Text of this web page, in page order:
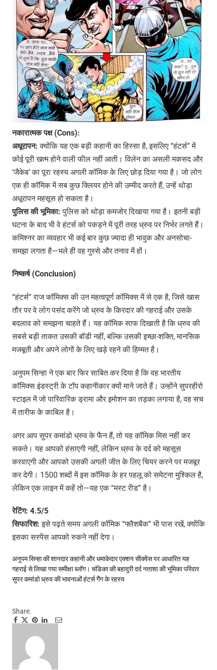
नकारात्मक पक्ष(Cons):
अधूरापन: क्योंकि यह एक बड़ी कहानी का हिस्सा है, इसलिए “हंटर्स” में
कोई पूरी खत्म होने वाली फील नहीं आती। विलेन का असली मकसद और
‘जैकेब’ का पूरा रहस्य अगली कॉमिक के लिए छोड़ दिया गया है। जो लोग
एक ही कॉमिक में सब कुछ क्लियर होने की उम्मीद करते हैं, उन्हें थोड़ा
अधूरापन महसूस हो सकता है।
पुलिस की भूमिका: पुलिस को थोड़ा कमजोर दिखाया गया है। इतनी बड़ी
घटना के बाद भी वे हंटर्स को पकड़ने में पूरी तरह ध्रुव पर निर्भर लगते हैं।
कमिश्नर का व्यवहार भी कई बार कुछ ज्यादा ही भावुक और अनसोचा-
समझा लगता है—भले ही वह गुस्से और तनाव में हों।
निष्कर्ष (Conclusion)
“हंटर्स” राज कॉमिक्स की उन महत्वपूर्ण कॉमिक्स में से एक है, जिसे खास
तौर पर वे लोग पसंद करेंगे जो ध्रुव के किरदार की गहराई और उसके
बदलाव को समझना चाहते हैं। यह कॉमिक साफ दिखाती है कि ध्रुव की
सबसे बड़ी ताकत उसकी बॉडी नहीं, बल्कि उसकी इच्छा-शक्ति, मानसिक
मजबूती और अपने लोगों के लिए खड़े रहने की हिम्मत है।
अनुपम सिन्हा ने एक बार फिर साबित कर दिया है कि वह भारतीय
कॉमिक्स इंडस्ट्री के टॉप कहानीकार क्यों माने जाते हैं। उन्होंने सुपरहीरो
स्टाइल में जो पारिवारिक ड्रामा और इमोशन का तड़का लगाया है, वह सच
में तारीफ के काबिल है।
अगर आप सुपर कमांडो ध्रुव के फैन हैं, तो यह कॉमिक मिस नहीं कर
सकते। यह आपको हंसाएगी नहीं, लेकिन ध्रुव के दर्द को महसूस
करवाएगी और आपको उसकी अगली जीत के लिए चियर करने पर मजबूर
कर देगी। 1500 शब्दों में इस कॉमिक के हर पहलू को समेटना मुश्किल है,
लेकिन एक लाइन में कहें तो—यह एक “मस्ट रीड” है।
रेटिंग: 4.5/5
सिफारिश: इसे पढ़ते समय अगली कॉमिक “फ्लैशबैक” भी पास रखें, क्योंकि
इसका सस्पेंस आपको रुकने नहीं देगा।
अनुपम सिन्हा की शानदार कहानी और धमाकेदार एक्शन सीक्वेंस पर आधारित यह
गहराई से लिखा गया समीक्षा ब्लॉग। चंडिका की बहादुरीदर्दनताशा की भूमिकापरिवार
सुपर कमांडो ध्रुव की भावनाओंहंटर्स गैंग के रहस्य
Share.
Facebook
TwitterPinterest
LinkedIn
Tumblr
Email